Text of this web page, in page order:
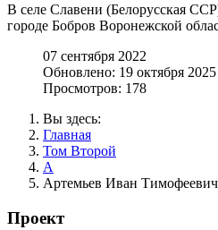
В селе Славени (Белорусская
городе Бобров Воронежской
07 сентября 2022
Обновлено: 19 октября 2025
Просмотров: 178
Вы здесь:
Главная
Том Второй
А
Артемьев Иван Тимофеевич
Проект